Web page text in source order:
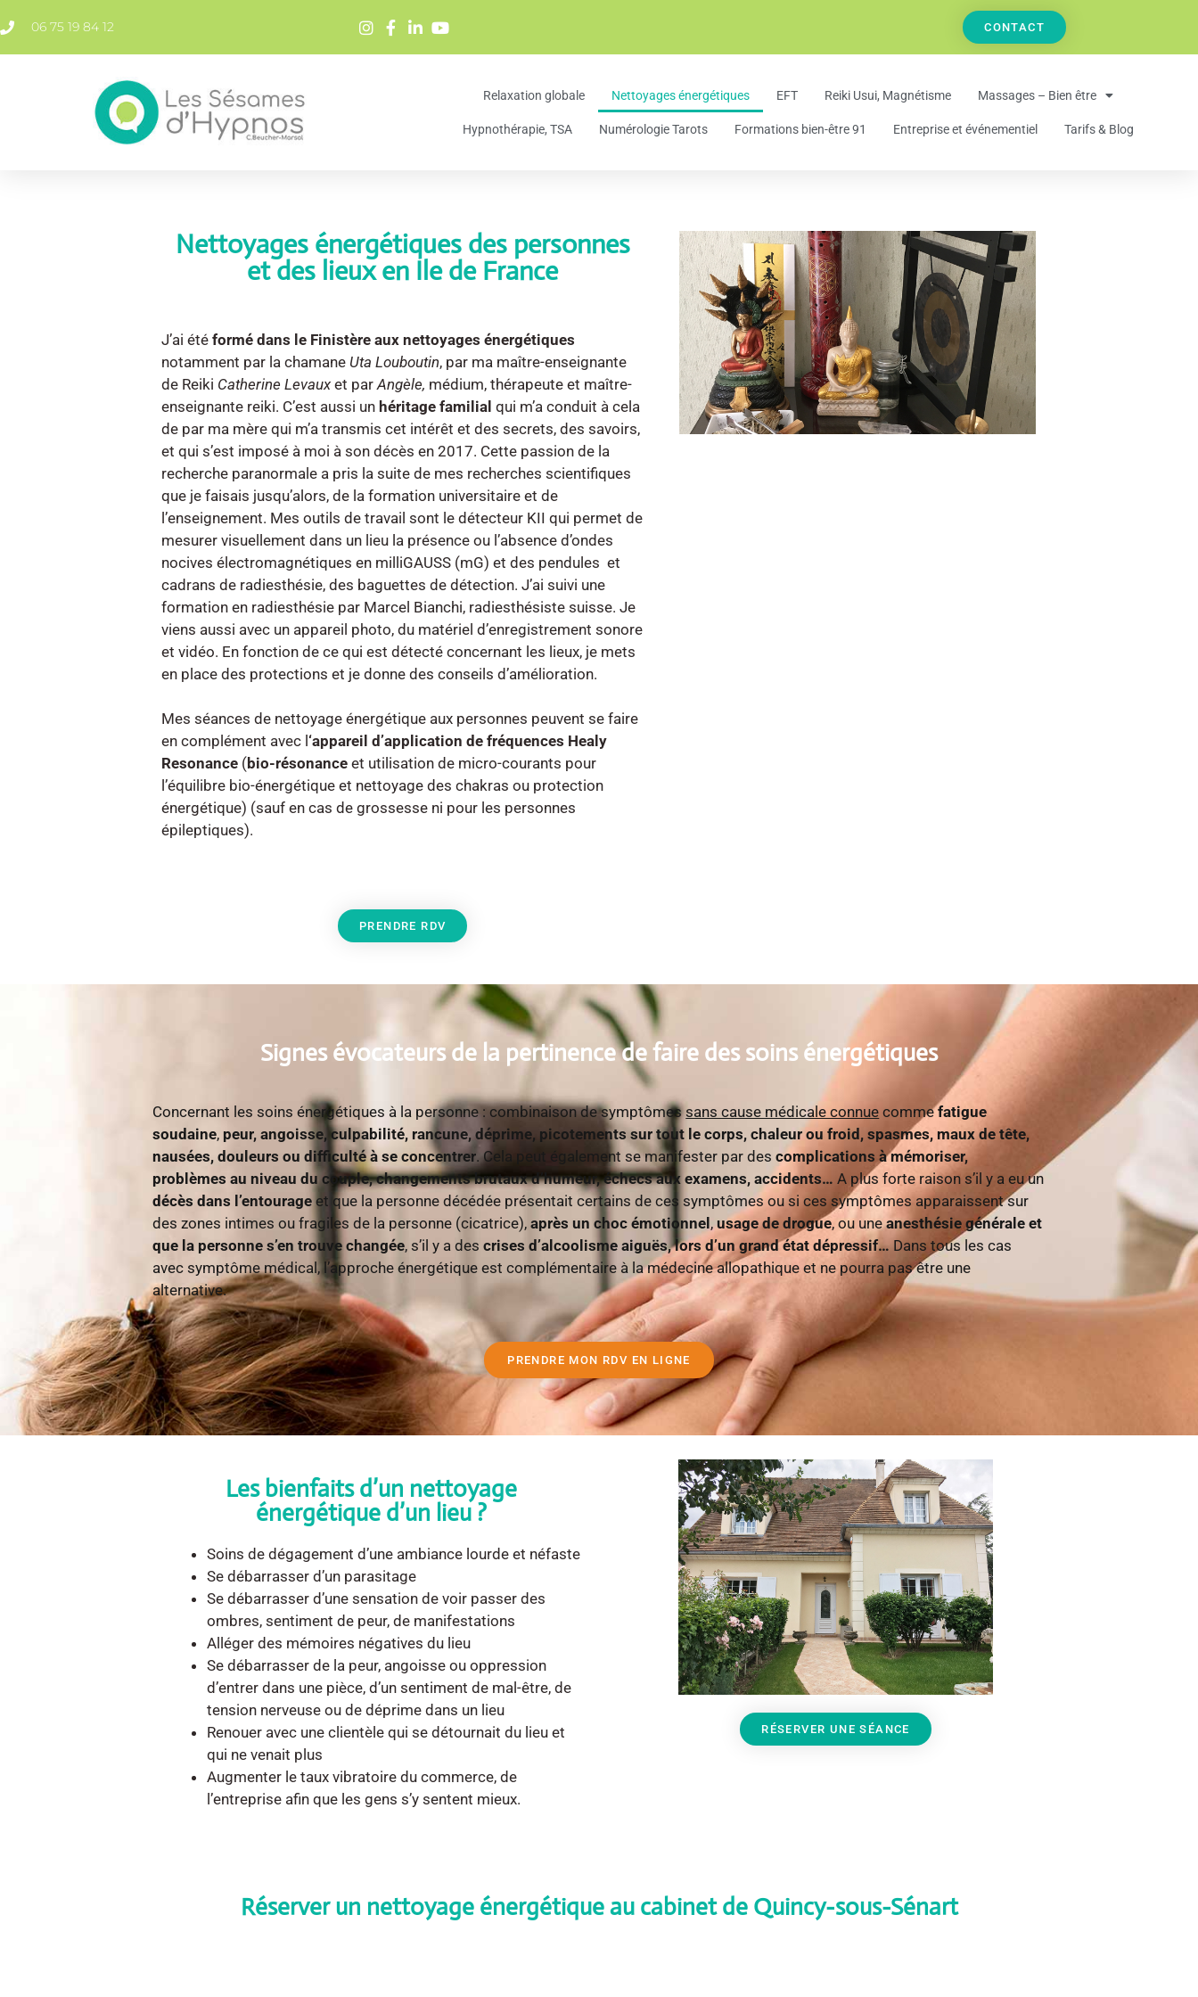
principal
06 75 19 84 12 CONTACT
Relaxation globale Nettoyages énergétiques EFT Reiki Usui, Magnétisme Massages – Bien être
Hypnothérapie, TSA Numérologie Tarots Formations bien-être 91 Entreprise et événementiel Tarifs & Blog
Nettoyages énergétiques des personnes
et des lieux en Ile de France
J’ai étéformé dans le Finistère aux nettoyages énergétiques
notamment par la chamane Uta Louboutin, par ma maître-enseignante
de Reiki Catherine Levaux et parAngèle, médium, thérapeute et maître-
enseignante reiki. C’est aussi un héritage familial qui m’a conduit à cela
de par ma mère qui m’a transmis cet intérêt et des secrets, des savoirs,
et qui s’est imposé à moi à son décès en 2017. Cette passion de la
recherche paranormale a pris la suite de mes recherches scientifiques
que je faisais jusqu’alors, de la formation universitaire et de
l’enseignement. Mes outils de travail sont le détecteur KII qui permet de
mesurer visuellement dans un lieu la présence ou l’absence d’ondes
nocives électromagnétiques en milliGAUSS (mG) et des pendules et
cadrans de radiesthésie, des baguettes de détection. J’ai suivi une
formation en radiesthésie par Marcel Bianchi, radiesthésiste suisse. Je
viens aussi avec un appareil photo, du matériel d’enregistrement sonore
et vidéo. En fonction de ce qui est détecté concernant les lieux, je mets
en place des protections et je donne des conseils d’amélioration.
Mes séances de nettoyage énergétique aux personnes peuvent se faire
en complément avec l‘appareil d’application de fréquences Healy
Resonance (bio-résonance et utilisation de micro-courants pour
l’équilibre bio-énergétique et nettoyage des chakras ou protection
énergétique) (sauf en cas de grossesse ni pour les personnes
épileptiques).
PRENDRE RDV
Signes évocateurs de la pertinence de faire des soins énergétiques
Concernant les soins énergétiques à la personne : combinaison de symptômessans cause médicale connue commefatigue
soudaine, peur, angoisse, culpabilité, rancune, déprime, picotements sur tout le corps, chaleur ou froid, spasmes, maux de tête,
nausées, douleurs ou difficulté à se concentrer. Cela peut également se manifester par descomplications à mémoriser,
problèmes au niveau du couple, changements brutaux d’humeur, échecs aux examens, accidents… A plus forte raison s’il y a eu un
décès dans l’entourage et que la personne décédée présentait certains de ces symptômes ou si ces symptômes apparaissent sur
des zones intimes ou fragiles de la personne (cicatrice),après un choc émotionnel,usage de drogue, ou uneanesthésie générale et
que la personne s’en trouve changée, s’il y a descrises d’alcoolisme aiguës, lors d’un grand état dépressif…Dans tous les cas
avec symptôme médical, l’approche énergétique est complémentaire à la médecine allopathique et ne pourra pas être une
alternative.
PRENDRE MON RDV EN LIGNE
Les bienfaits d’un nettoyage
énergétique d’un lieu ?
Soins de dégagement d’une ambiance lourde et néfaste
Se débarrasser d’un parasitage
Se débarrasser d’une sensation de voir passer des
ombres, sentiment de peur, de manifestations
Alléger des mémoires négatives du lieu
Se débarrasser de la peur, angoisse ou oppression
d’entrer dans une pièce, d’un sentiment de mal-être, de
tension nerveuse ou de déprime dans un lieu
Renouer avec une clientèle qui se détournait du lieu et
qui ne venait plus
Augmenter le taux vibratoire du commerce, de
l’entreprise afin que les gens s’y sentent mieux.
RÉSERVER UNE SÉANCE
Réserver un nettoyage énergétique au cabinet de Quincy-sous-Sénart